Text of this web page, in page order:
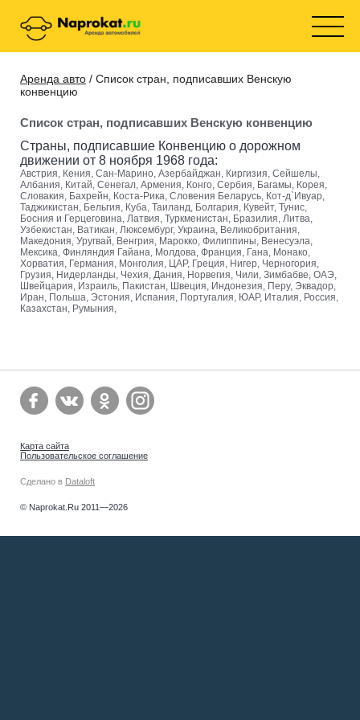
Аренда авто / Список стран, подписавших Венскую
конвенцию
Список стран, подписавших Венскую конвенцию
Страны, подписавшие Конвенцию о дорожном
движении от 8 ноября 1968 года:
Австрия, Кения, Сан-Марино, Азербайджан, Киргизия, Сейшелы,
Албания, Китай, Сенегал, Армения, Конго, Сербия, Багамы, Корея,
Словакия, Бахрейн, Коста-Рика, Словения Беларусь, Кот-д`Ивуар,
Таджикистан, Бельгия, Куба, Таиланд, Болгария, Кувейт, Тунис,
Босния и Герцеговина, Латвия, Туркменистан, Бразилия, Литва,
Узбекистан, Ватикан, Люксембург, Украина, Великобритания,
Македония, Уругвай, Венгрия, Марокко, Филиппины, Венесуэла,
Мексика, Финляндия Гайана, Молдова, Франция, Гана, Монако,
Хорватия, Германия, Монголия, ЦАР, Греция, Нигер, Черногория,
Грузия, Нидерланды, Чехия, Дания, Норвегия, Чили, Зимбабве, ОАЭ,
Швейцария, Израиль, Пакистан, Швеция, Индонезия, Перу, Эквадор,
Иран, Польша, Эстония, Испания, Португалия, ЮАР, Италия, Россия,
Казахстан, Румыния,
© Naprokat.Ru 2011—2026
Карта сайта
Пользовательское соглашение
Сделано в Dataloft